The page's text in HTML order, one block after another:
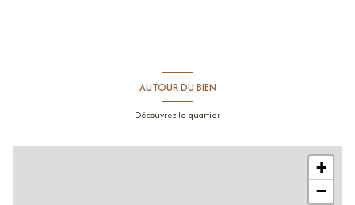
AUTOUR DU BIEN
Découvrez le quartier
+
−